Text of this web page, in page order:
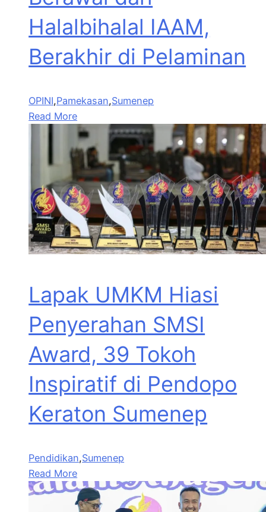
Halalbihalal IAAM,
Berakhir di Pelaminan
OPINI,Pamekasan,Sumenep
Read More
Lapak UMKM Hiasi
Penyerahan SMSI
Award, 39 Tokoh
Inspiratif di Pendopo
Keraton Sumenep
Pendidikan,Sumenep
Read More